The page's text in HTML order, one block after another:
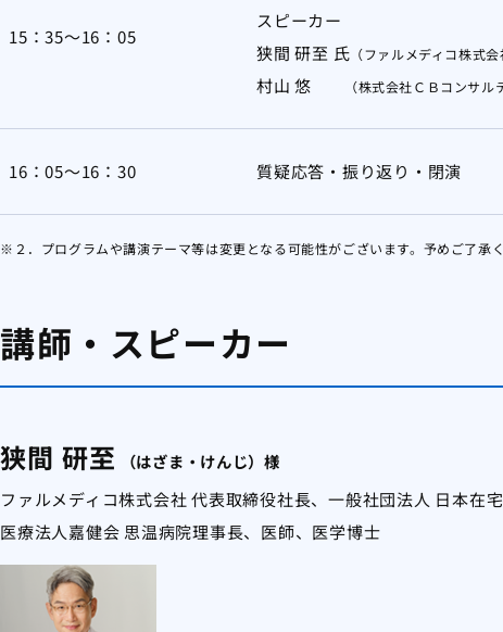
15：35～16：05
スピーカー
狭間 研至 氏 （ファルメディコ株式
村山 悠 （株式会社ＣＢコンサル
16：05～16：30 質疑応答・振り返り・閉演
※２．プログラムや講演テーマ等は変更となる可能性がございます。予めご了承く
講師・スピーカー
狭間 研至 （はざま・けんじ）様
ファルメディコ株式会社 代表取締役社長、一般社団法人 日本在宅
医療法人嘉健会 思温病院理事長、医師、医学博士